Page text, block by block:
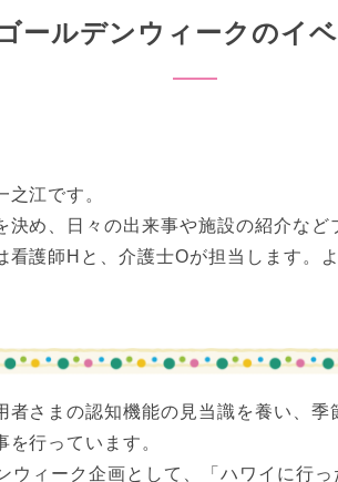
ールデンウィークのイ
江です。
決め、日々の出来事や施設の紹介など
看護師Hと、介護士Oが担当します。
者さまの認知機能の見当識を養い、
を行っています。
ウィーク企画として、「ハワイに行